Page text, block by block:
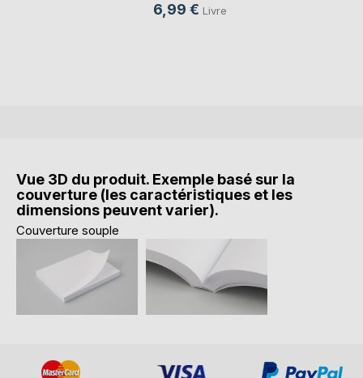
6,99 € Livre
Vue 3D du produit. Exemple basé sur la
couverture (les caractéristiques et les
dimensions peuvent varier).
Couverture souple